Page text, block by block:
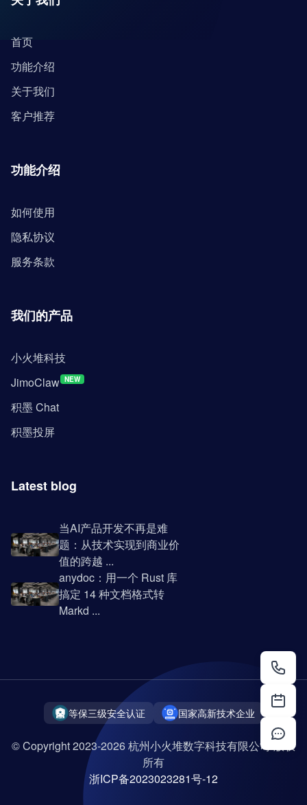
首页
功能介绍
关于我们
客户推荐
功能介绍
如何使用
隐私协议
服务条款
我们的产品
小火堆科技
JimoClaw NEW
积墨 Chat
积墨投屏
Latest blog
当AI产品开发不再是难
题：从技术实现到商业价
值的跨越 ...
anydoc：用一个 Rust 库
搞定 14 种文档格式转
Markd ...
等保三级安全认证 国家高新技术企业
© Copyright 2023-2026 杭州小火堆数字科技有限公司 版权
所有
浙ICP备2023023281号-12